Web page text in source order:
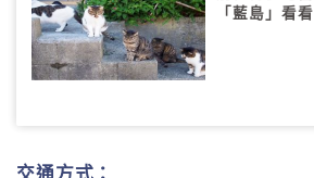
「藍島」看看